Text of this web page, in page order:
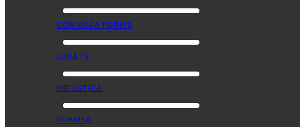
CONVOCATÒRIES
JURATS
INDÚSTRIA
PREMSA